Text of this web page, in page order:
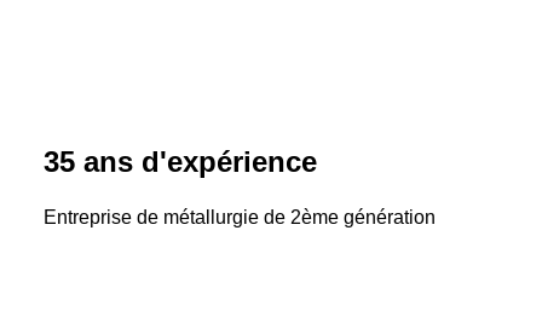
35 ans d'expérience
Entreprise de métallurgie de 2ème génération